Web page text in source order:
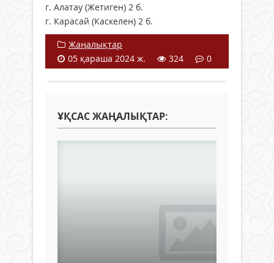
г. Алатау (Жетиген) 2 б.
г. Карасай (Каскелен) 2 б.
Жаңалықтар
05 қараша 2024 ж.
324 0
ҰҚСАС ЖАҢАЛЫҚТАР: